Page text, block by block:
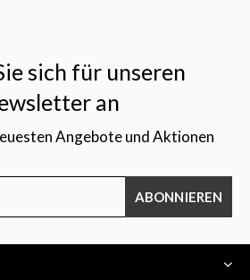
sich für unseren
an
Angebote und Aktionen
ABONNIEREN